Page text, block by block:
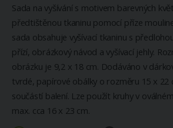
Sada na vyšívání s motivem barevných
předtištěnou tkaninu pomocí příze
sada obsahuje vyšívací tkaninu s
přízí, obrázkový návod a vyšívací jehly.
obrázku je 9,2 x 18 cm. Dodáváno v
tvrdé, papírové obálky o rozměru 15 x 22
součástí balení. Lze použít kruhy v
max. cca 16 x 23 cm.